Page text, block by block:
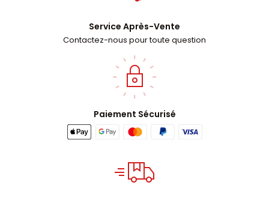
Service Après-Vente
Contactez-nous pour toute question
Paiement Sécurisé